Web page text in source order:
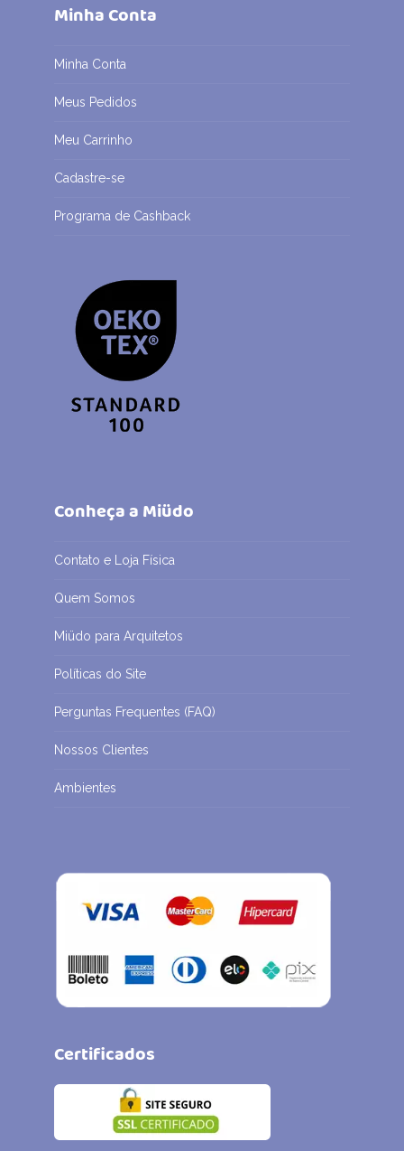
Minha Conta
Minha Conta
Meus Pedidos
Meu Carrinho
Cadastre-se
Programa de Cashback
Conheça a Miüdo
Contato e Loja Física
Quem Somos
Miüdo para Arquitetos
Políticas do Site
Perguntas Frequentes (FAQ)
Nossos Clientes
Ambientes
Certificados